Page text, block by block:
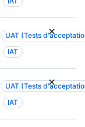
UAT (Tests
IAT
UAT (Tests
IAT